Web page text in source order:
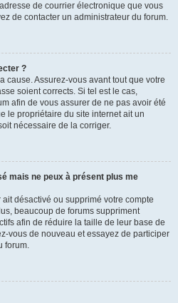
de courrier électronique que vous
de contacter un administrateur du forum.
?
cause. Assurez-vous avant tout que votre
soient corrects. Si tel est le cas,
afin de vous assurer de ne pas avoir été
le propriétaire du site internet ait un
nécessaire de la corriger.
mais ne peux à présent plus me
ait désactivé ou supprimé votre compte
beaucoup de forums suppriment
afin de réduire la taille de leur base de
vous de nouveau et essayez de participer
forum.